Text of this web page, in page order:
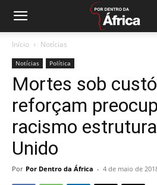
Início Notícias
Notícias Política
Mortes sob
reforçam
racismo
Unido
Por Por Dentro da África - 4 de maio de